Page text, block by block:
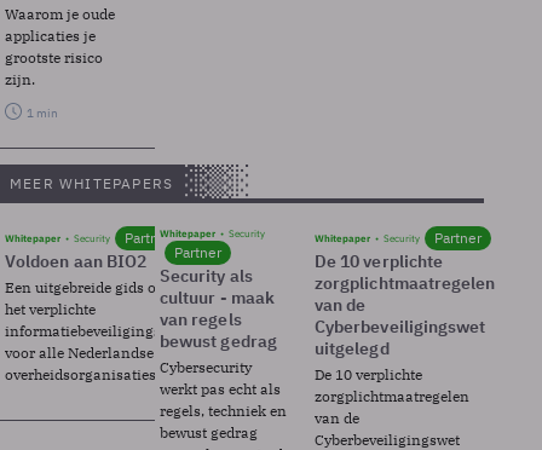
Waarom je oude
applicaties je
grootste risico
zijn.
1 min
MEER WHITEPAPERS
Whitepaper Security Partner
Voldoen aan BIO2
Een uitgebreide gids over BIO2,
het verplichte
informatiebeveiligingsframework
voor alle Nederlandse
overheidsorganisaties.
Whitepaper Security
Partner
Security als
cultuur - maak
van regels
bewust gedrag
Cybersecurity
werkt pas echt als
regels, techniek en
bewust gedrag
Whitepaper Security Partner
De 10 verplichte
zorgplichtmaatregelen
van de
Cyberbeveiligingswet
uitgelegd
De 10 verplichte
zorgplichtmaatregelen
van de
Cyberbeveiligingswet